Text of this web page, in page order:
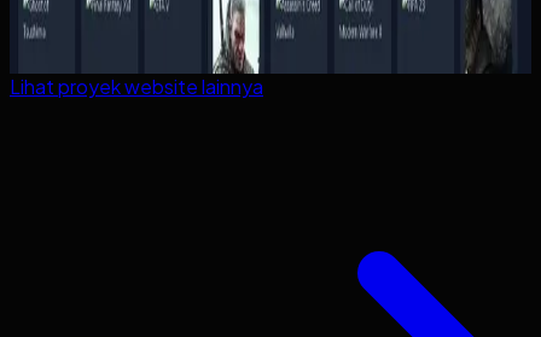
Lihat proyekwebsitelainnya